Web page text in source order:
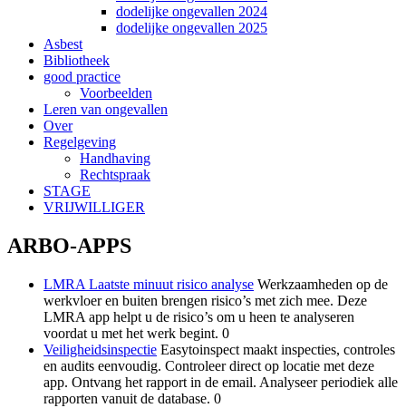
dodelijke ongevallen 2024
dodelijke ongevallen 2025
Asbest
Bibliotheek
good practice
Voorbeelden
Leren van ongevallen
Over
Regelgeving
Handhaving
Rechtspraak
STAGE
VRIJWILLIGER
ARBO-APPS
LMRA Laatste minuut risico analyse Werkzaamheden op de
werkvloer en buiten brengen risico’s met zich mee. Deze
LMRA app helpt u de risico’s om u heen te analyseren
voordat u met het werk begint. 0
Veiligheidsinspectie Easytoinspect maakt inspecties, controles
en audits eenvoudig. Controleer direct op locatie met deze
app. Ontvang het rapport in de email. Analyseer periodiek alle
rapporten vanuit de database. 0